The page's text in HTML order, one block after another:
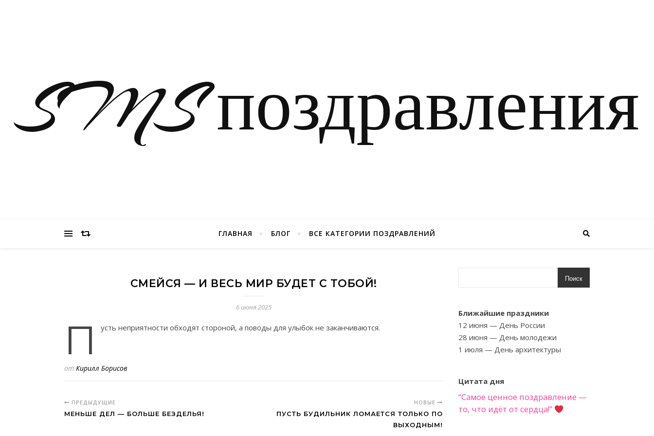
SMS поздравления
ГЛАВНАЯ БЛОГ ВСЕ КАТЕГОРИИ ПОЗДРАВЛЕНИЙ
СМЕЙСЯ — И ВЕСЬ МИР БУДЕТ С ТОБОЙ!
6 июня 2025
П усть неприятности обходят стороной, а поводы для улыбок не заканчиваются.
от Кирилл Борисов
ПРЕДЫДУЩИЕ
МЕНЬШЕ ДЕЛ — БОЛЬШЕ БЕЗДЕЛЬЯ!
НОВЫЕ
ПУСТЬ БУДИЛЬНИК ЛОМАЕТСЯ ТОЛЬКО ПО
ВЫХОДНЫМ!
Поиск
Ближайшие праздники
12 июня — День России
28 июня — День молодежи
1 июля — День архитектуры
Цитата дня
“Самое ценное поздравление —
то, что идёт от сердца!”